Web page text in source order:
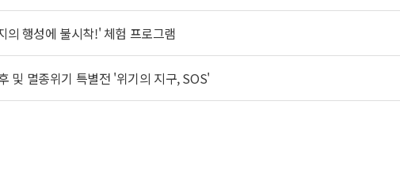
행성에 불시착!' 체험 프로그램
및 멸종위기 특별전 '위기의 지구, SOS'